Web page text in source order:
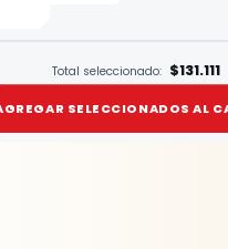
Total seleccionado: $131.111
SELECCIONADOS AL